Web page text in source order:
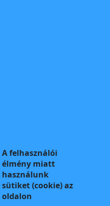
A felhasználói
élmény miatt
használunk
sütiket (cookie) az
oldalon